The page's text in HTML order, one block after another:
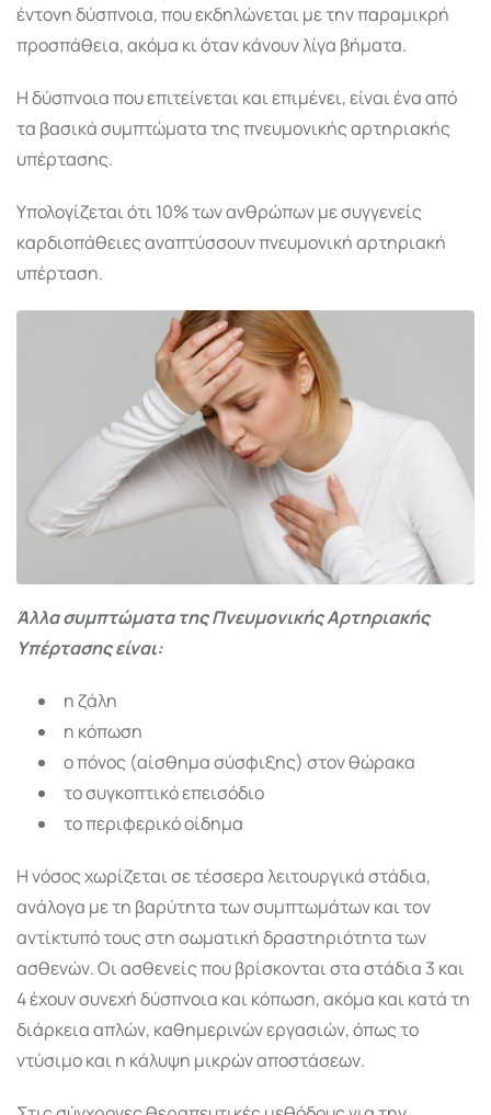
έντονη δύσπνοια, που εκδηλώνεται με την παραμικρή
προσπάθεια, ακόμα κι όταν κάνουν λίγα βήματα.
Η δύσπνοια που επιτείνεται και επιμένει, είναι ένα από
τα βασικά συμπτώματα της πνευμονικής αρτηριακής
υπέρτασης.
Υπολογίζεται ότι 10% των ανθρώπων με συγγενείς
καρδιοπάθειες αναπτύσσουν πνευμονική αρτηριακή
υπέρταση.
Άλλα συμπτώματα της Πνευμονικής Αρτηριακής
Υπέρτασης είναι:
η ζάλη
η κόπωση
ο πόνος (αίσθημα σύσφιξης) στον θώρακα
το συγκοπτικό επεισόδιο
το περιφερικό οίδημα
Η νόσος χωρίζεται σε τέσσερα λειτουργικά στάδια,
ανάλογα με τη βαρύτητα των συμπτωμάτων και τον
αντίκτυπό τους στη σωματική δραστηριότητα των
ασθενών. Οι ασθενείς που βρίσκονται στα στάδια 3 και
4 έχουν συνεχή δύσπνοια και κόπωση, ακόμα και κατά τη
διάρκεια απλών, καθημερινών εργασιών, όπως το
ντύσιμο και η κάλυψη μικρών αποστάσεων.